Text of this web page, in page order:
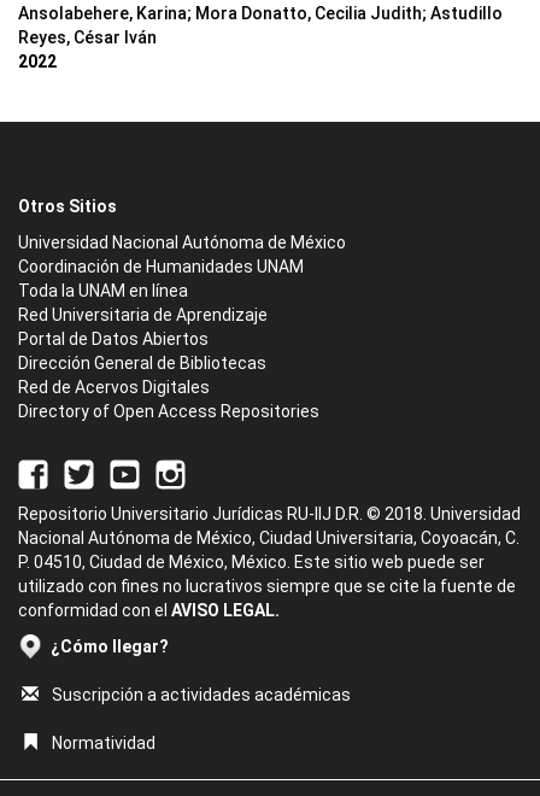
Ansolabehere, Karina; Mora Donatto, Cecilia Judith; Astudillo
Reyes, César Iván
2022
Otros Sitios
Universidad Nacional Autónoma de México
Coordinación de Humanidades UNAM
Toda la UNAM en línea
Red Universitaria de Aprendizaje
Portal de Datos Abiertos
Dirección General de Bibliotecas
Red de Acervos Digitales
Directory of Open Access Repositories
Repositorio Universitario Jurídicas RU-IIJ D.R. © 2018. Universidad
Nacional Autónoma de México, Ciudad Universitaria, Coyoacán, C.
P. 04510, Ciudad de México, México. Este sitio web puede ser
utilizado con fines no lucrativos siempre que se cite la fuente de
conformidad con el AVISO LEGAL.
¿Cómo llegar?
Suscripción a actividades académicas
Normatividad